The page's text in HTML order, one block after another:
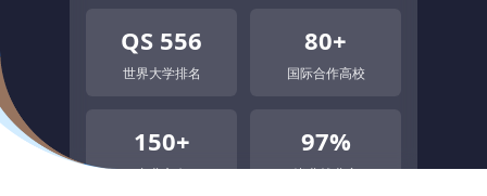
QS 556
世界大学排名
80+
国际合作高校
150+
专业方向
97%
毕业就业率
QS 556
世界大学排名
80+
国际合作高校
150+
专业方向
97%
毕业就业率
QS 556
世界大学排名
80+
国际合作高校
150+
专业方向
97%
毕业就业率
QS 556
世界大学排名
80+
国际合作高校
150+
专业方向
97%
毕业就业率